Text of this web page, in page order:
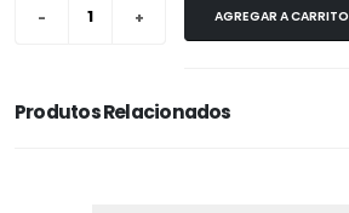
AGREGAR A CARRITO
Produtos Relacionados